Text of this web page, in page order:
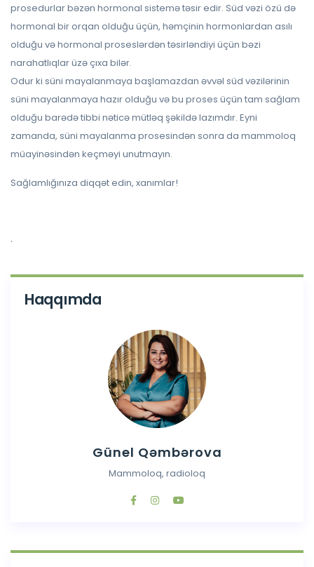
prosedurlar bəzən hormonal sistemə təsir edir. Süd vəzi özü də
hormonal bir orqan olduğu üçün, həmçinin hormonlardan asılı
olduğu və hormonal proseslərdən təsirləndiyi üçün bəzi
narahatlıqlar üzə çıxa bilər.
Odur ki süni mayalanmaya başlamazdan əvvəl süd vəzilərinin
süni mayalanmaya hazır olduğu və bu proses üçün tam sağlam
olduğu barədə tibbi nəticə mütləq şəkildə lazımdır. Eyni
zamanda, süni mayalanma prosesindən sonra da mammoloq
müayinəsindən keçməyi unutmayın.
Sağlamlığınıza diqqət edin, xanımlar!
.
Haqqımda
Günel Qəmbərova
Mammoloq, radioloq